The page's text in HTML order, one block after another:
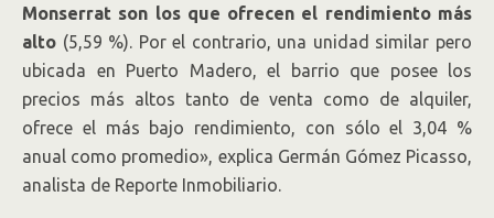
Monserrat son los que ofrecen el rendimiento más
alto (5,59 %). Por el contrario, una unidad similar pero
ubicada en Puerto Madero, el barrio que posee los
precios más altos tanto de venta como de alquiler,
ofrece el más bajo rendimiento, con sólo el 3,04 %
anual como promedio», explica Germán Gómez Picasso,
analista de Reporte Inmobiliario.